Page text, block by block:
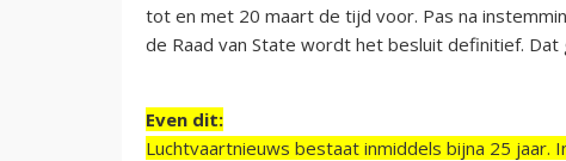
tot en met 20 maart de tijd voor. Pas na
de Raad van State wordt het besluit definitief.
Even dit:
Luchtvaartnieuws bestaat inmiddels bijna 25 jaar.